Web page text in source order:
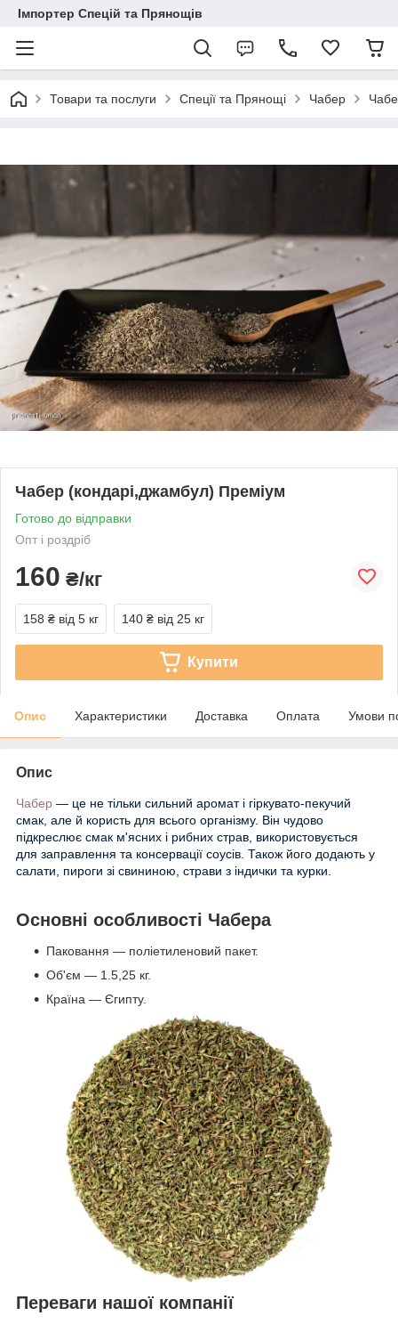
Імпортер Спецій та Прянощів
Товари та послуги Спеції та Прянощі Чабер
Чабер (кондарі,джамбул) Преміум
Готово до відправки
Опт і роздріб
160 ₴/кг
158 ₴ від 5 кг 140 ₴ від 25 кг
Купити
Опис Характеристики Доставка Оплата Умови
Опис
Чабер — це не тільки сильний аромат і гіркувато-пекучий
смак, але й користь для всього організму. Він чудово
підкреслює смак м'ясних і рибних страв, використовується
для заправлення та консервації соусів. Також його додають у
салати, пироги зі свининою, страви з індички та курки.
Основні особливості Чабера
Паковання — поліетиленовий пакет.
Об'єм — 1.5,25 кг.
Країна — Єгипту.
Переваги нашої компанії